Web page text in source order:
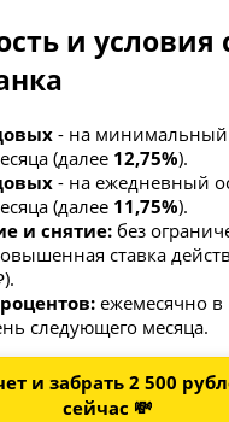
и условия
- на минимальный
(далее 12,75%).
- на ежедневный
(далее 11,75%).
и снятие:без
ставка
ежемесячно в
следующего месяца.
и забрать 2 500
сейчас 💸